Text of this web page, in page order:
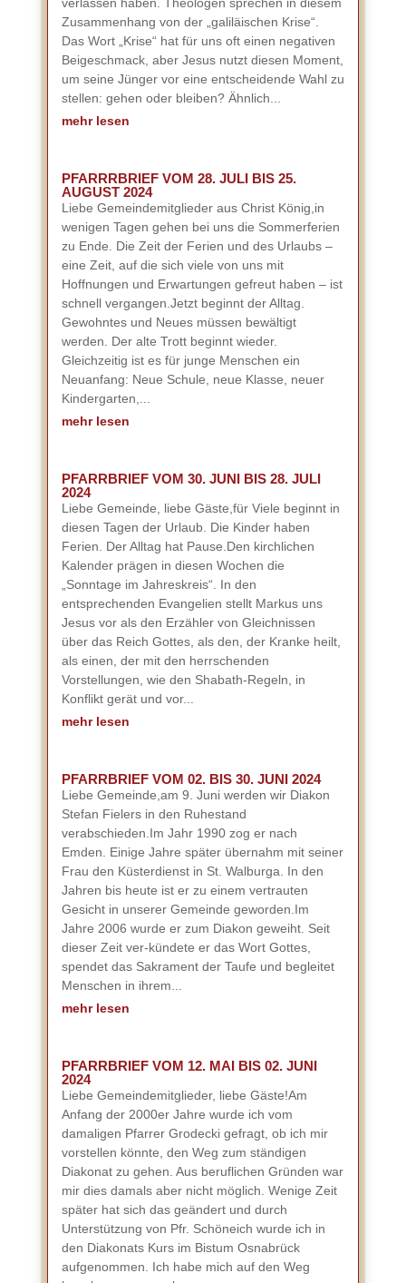
Zusammenhang von der „galiläischen Krise“.
Das Wort „Krise“ hat für uns oft einen negativen
Beigeschmack, aber Jesus nutzt diesen Moment,
um seine Jünger vor eine entscheidende Wahl zu
stellen: gehen oder bleiben? Ähnlich...
mehr lesen
PFARRRBRIEF VOM 28. JULI BIS 25.
AUGUST 2024
Liebe Gemeindemitglieder aus Christ König,in
wenigen Tagen gehen bei uns die Sommerferien
zu Ende. Die Zeit der Ferien und des Urlaubs –
eine Zeit, auf die sich viele von uns mit
Hoffnungen und Erwartungen gefreut haben – ist
schnell vergangen.Jetzt beginnt der Alltag.
Gewohntes und Neues müssen bewältigt
werden. Der alte Trott beginnt wieder.
Gleichzeitig ist es für junge Menschen ein
Neuanfang: Neue Schule, neue Klasse, neuer
Kindergarten,...
mehr lesen
PFARRBRIEF VOM 30. JUNI BIS 28. JULI
2024
Liebe Gemeinde, liebe Gäste,für Viele beginnt in
diesen Tagen der Urlaub. Die Kinder haben
Ferien. Der Alltag hat Pause.Den kirchlichen
Kalender prägen in diesen Wochen die
„Sonntage im Jahreskreis“. In den
entsprechenden Evangelien stellt Markus uns
Jesus vor als den Erzähler von Gleichnissen
über das Reich Gottes, als den, der Kranke heilt,
als einen, der mit den herrschenden
Vorstellungen, wie den Shabath-Regeln, in
Konflikt gerät und vor...
mehr lesen
PFARRBRIEF VOM 02. BIS 30. JUNI 2024
Liebe Gemeinde,am 9. Juni werden wir Diakon
Stefan Fielers in den Ruhestand
verabschieden.Im Jahr 1990 zog er nach
Emden. Einige Jahre später übernahm mit seiner
Frau den Küsterdienst in St. Walburga. In den
Jahren bis heute ist er zu einem vertrauten
Gesicht in unserer Gemeinde geworden.Im
Jahre 2006 wurde er zum Diakon geweiht. Seit
dieser Zeit ver-kündete er das Wort Gottes,
spendet das Sakrament der Taufe und begleitet
Menschen in ihrem...
mehr lesen
PFARRBRIEF VOM 12. MAI BIS 02. JUNI
2024
Liebe Gemeindemitglieder, liebe Gäste!Am
Anfang der 2000er Jahre wurde ich vom
damaligen Pfarrer Grodecki gefragt, ob ich mir
vorstellen könnte, den Weg zum ständigen
Diakonat zu gehen. Aus beruflichen Gründen war
mir dies damals aber nicht möglich. Wenige Zeit
später hat sich das geändert und durch
Unterstützung von Pfr. Schöneich wurde ich in
den Diakonats Kurs im Bistum Osnabrück
aufgenommen. Ich habe mich auf den Weg